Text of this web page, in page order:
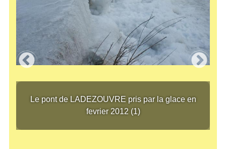
2012 (13)
Le pont de LADEZOUVRE pris par la glace en fevrier
Le pont de LADEZOUVRE pris par la glace en
fevrier 2012 (1)
Le